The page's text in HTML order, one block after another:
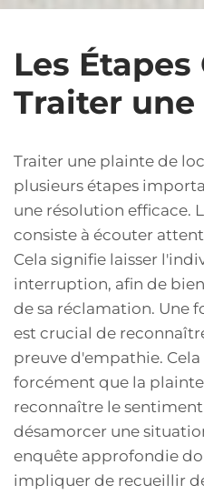
Les
Traiter
Traiter une plainte de
plusieurs étapes
une résolution efficace.
consiste à écouter
Cela signifie laisser
interruption, afin de
de sa réclamation. Une
est crucial de
preuve d'empathie.
forcément que la
reconnaître le
désamorcer une
enquête approfondie
impliquer de recueillir